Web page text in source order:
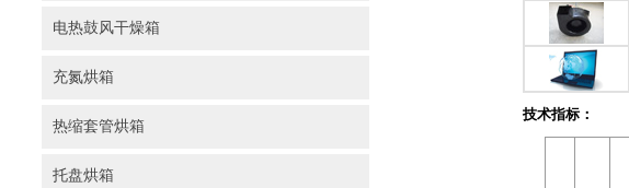
电热鼓风干燥箱
充氮烘箱
热缩套管烘箱
托盘烘箱
技术指标：